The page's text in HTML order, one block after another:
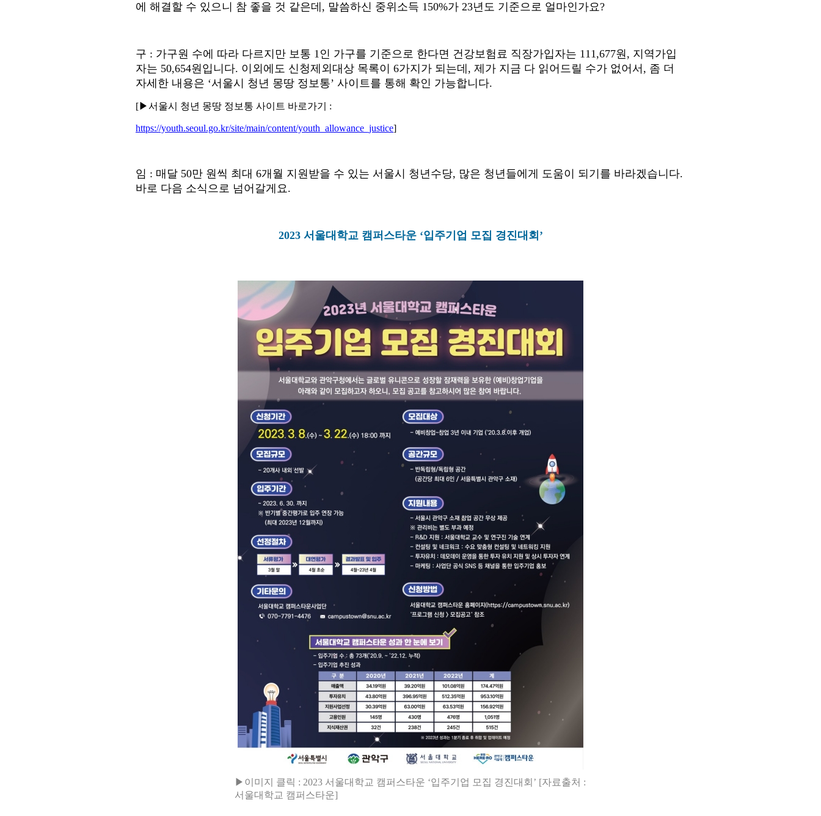
에 해결할 수 있으니 참 좋을 것 같은데 , 말씀하신 중위소득 150%가 23년도 기준으로 얼마인가요?
구 : 가구원 수에 따라 다르지만 보통 1인 가구를 기준으로 한다면 건강보험료 직장가입자는 111,677원 , 지역가입
자는 50,654원입니다. 이외에도 신청제외대상 목록이 6가지가 되는데 , 제가 지금 다 읽어드릴 수가 없어서 , 좀 더
자세한 내용은 ‘서울시 청년 몽땅 정보통’ 사이트를 통해 확인 가능합니다.
[▶서울시 청년 몽땅 정보통 사이트 바로가기 :
https://youth.seoul.go.kr/site/main/content/youth_allowance_justice]
임 : 매달 50만 원씩 최대 6개월 지원받을 수 있는 서울시 청년수당, 많은 청년들에게 도움이 되기를 바라겠습니다.
바로 다음 소식으로 넘어갈게요.
2023 서울대학교 캠퍼스타운 ‘입주기업 모집 경진대회 ’
▶이미지 클릭 : 2023 서울대학교 캠퍼스타운 ‘입주기업 모집 경진대회’ [자료출처 :
서울대학교 캠퍼스타운]